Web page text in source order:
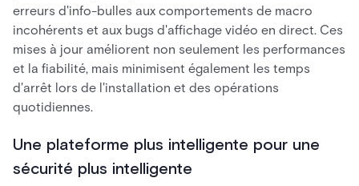
erreurs d'info-bulles aux comportements de macro
incohérents et aux bugs d'affichage vidéo en direct. Ces
mises à jour améliorent non seulement les performances
et la fiabilité, mais minimisent également les temps
d'arrêt lors de l'installation et des opérations
quotidiennes.
Une plateforme plus intelligente pour une
sécurité plus intelligente